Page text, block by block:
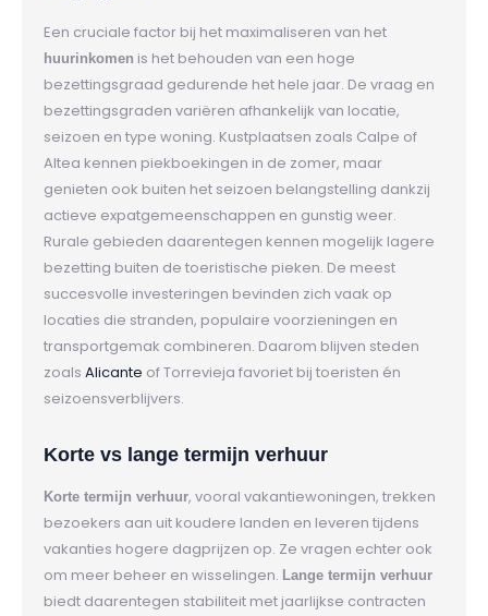
Een cruciale factor bij het maximaliseren van het
huurinkomen is het behouden van een hoge
bezettingsgraad gedurende het hele jaar. De vraag en
bezettingsgraden variëren afhankelijk van locatie,
seizoen en type woning. Kustplaatsen zoals Calpe of
Altea kennen piekboekingen in de zomer, maar
genieten ook buiten het seizoen belangstelling dankzij
actieve expatgemeenschappen en gunstig weer.
Rurale gebieden daarentegen kennen mogelijk lagere
bezetting buiten de toeristische pieken. De meest
succesvolle investeringen bevinden zich vaak op
locaties die stranden, populaire voorzieningen en
transportgemak combineren. Daarom blijven steden
zoals Alicante of Torrevieja favoriet bij toeristen én
seizoensverblijvers.
Korte vs lange termijn verhuur
Korte termijn verhuur, vooral vakantiewoningen, trekken
bezoekers aan uit koudere landen en leveren tijdens
vakanties hogere dagprijzen op. Ze vragen echter ook
om meer beheer en wisselingen. Lange termijn verhuur
biedt daarentegen stabiliteit met jaarlijkse contracten